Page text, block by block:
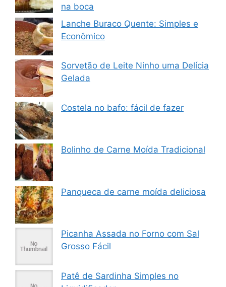
na boca
Lanche Buraco Quente: Simples e
Econômico
Sorvetão de Leite Ninho uma Delícia
Gelada
Costela no bafo: fácil de fazer
Bolinho de Carne Moída Tradicional
Panqueca de carne moída deliciosa
Picanha Assada no Forno com Sal
Grosso Fácil
Patê de Sardinha Simples no